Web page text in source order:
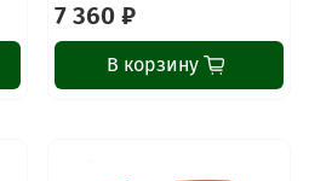
7 360 ₽
В корзину